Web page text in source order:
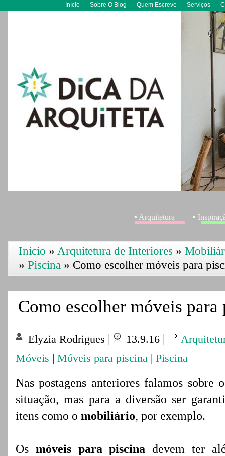
Início Sobre O Blog Quem Escreve Serviços
▪ Arquitetura ▪
Início » Arquitetura de Interiores »
» Piscina » Como escolher móveis para
Como escolher móveis para
Elyzia Rodrigues | 13.9.16 |
Móveis | Móveis para piscina | Piscina
Nas postagens anteriores falamos
situação, mas para a diversão ser
itens como o mobiliário, por exemplo.
Os móveis para piscina devem ter